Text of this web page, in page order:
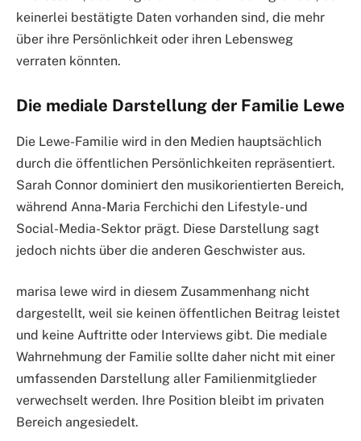
keinerlei bestätigte Daten vorhanden sind, die mehr
über ihre Persönlichkeit oder ihren Lebensweg
verraten könnten.
Die mediale Darstellung der Familie Lewe
Die Lewe-Familie wird in den Medien hauptsächlich
durch die öffentlichen Persönlichkeiten repräsentiert.
Sarah Connor dominiert den musikorientierten Bereich,
während Anna-Maria Ferchichi den Lifestyle- und
Social-Media-Sektor prägt. Diese Darstellung sagt
jedoch nichts über die anderen Geschwister aus.
marisa lewe wird in diesem Zusammenhang nicht
dargestellt, weil sie keinen öffentlichen Beitrag leistet
und keine Auftritte oder Interviews gibt. Die mediale
Wahrnehmung der Familie sollte daher nicht mit einer
umfassenden Darstellung aller Familienmitglieder
verwechselt werden. Ihre Position bleibt im privaten
Bereich angesiedelt.